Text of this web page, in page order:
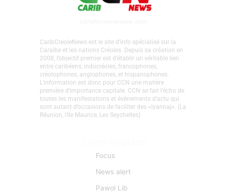
CaribCreoleNews est le site d’info spécialisé sur la
Caraïbe et les nations Créoles. Depuis sa création en
2008, l’objectif premier est d’établir un véritable lien
entre caribéens, indocréoles, francophones,
créolophones, anglophones, et hispanophones.
L’information est donc pour CCN une matière
première d’importance capitale. CCN se fait l’écho de
toutes les manifestations et évènements d'actu qui
sont autant d’occasions de faciliter des «lyannaj». (La
Réunion, l'Ile Maurice, Les Seychelles)
Focus
News alert
Pawol Lib